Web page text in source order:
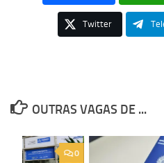
Twitter
OUTRAS VAGAS DE ...
0